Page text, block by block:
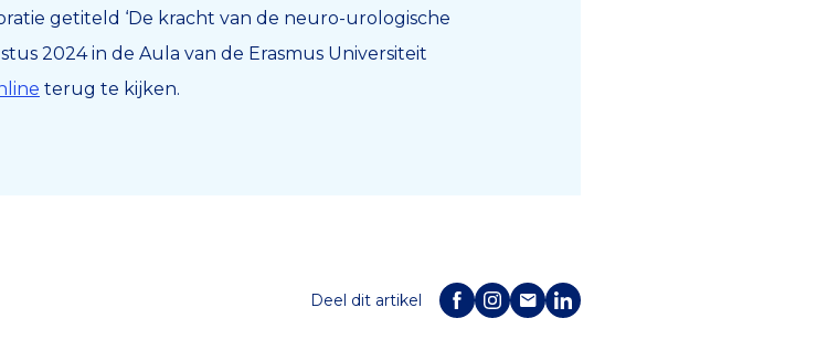
getiteld ‘De kracht van de neuro-urologische
2024 in de Aula van de Erasmus Universiteit
terug te kijken.
Deel dit artikel